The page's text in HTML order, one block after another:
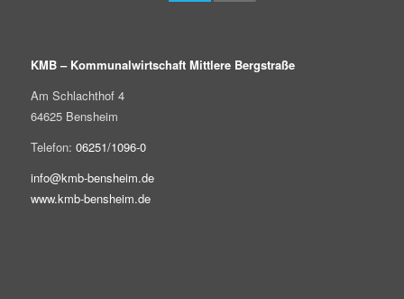
KMB – Kommunalwirtschaft Mittlere Bergstraße
Am Schlachthof 4
64625 Bensheim
Telefon: 06251/1096-0
info@kmb-bensheim.de
www.kmb-bensheim.de